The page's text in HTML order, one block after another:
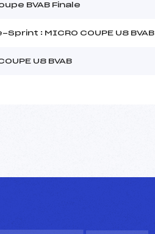
BVAB Finale
Sprint : MICRO COUPE U8 BVAB
U8 BVAB